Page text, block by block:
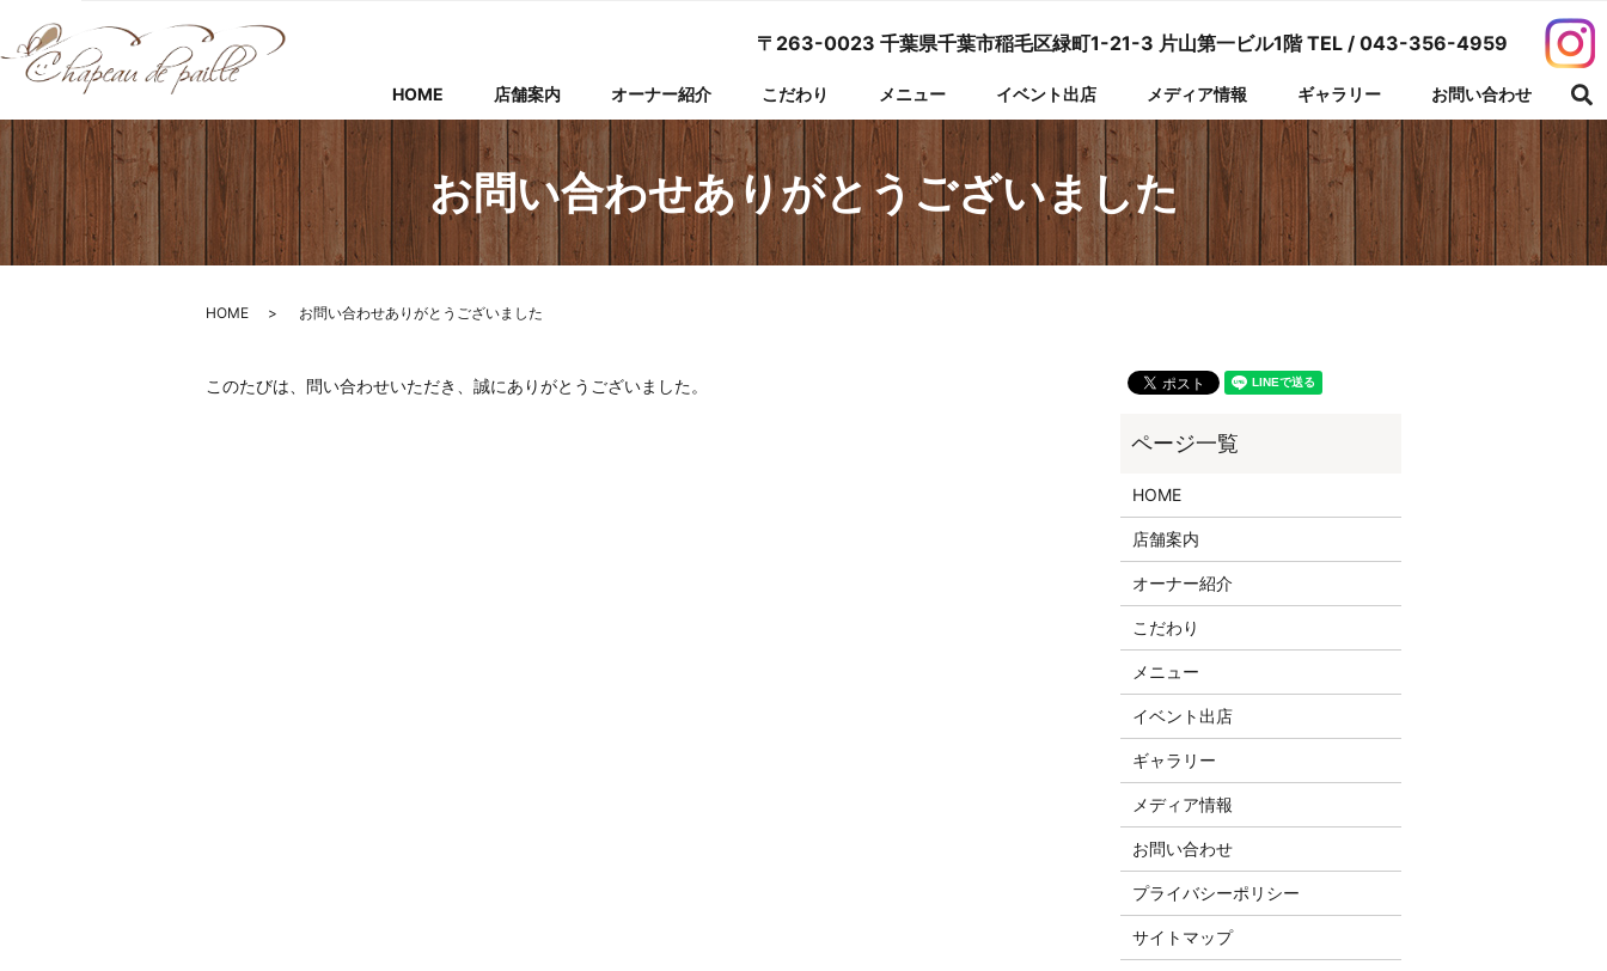
HOME 店舗案内 オーナー紹介 こだわり メニュー イベント出店 メディア情報 ギャラリー お問い合わせ
〒263-0023 千葉県千葉市稲毛区緑町1-21-3 片山第一ビル1階 TEL / 043-356-4959
お問い合わせありがとうございました
HOME お問い合わせありがとうございました
このたびは、問い合わせいただき、誠にありがとうございました。
HOME
店舗案内
オーナー紹介
こだわり
メニュー
イベント出店
ギャラリー
メディア情報
お問い合わせ
プライバシーポリシー
サイトマップ